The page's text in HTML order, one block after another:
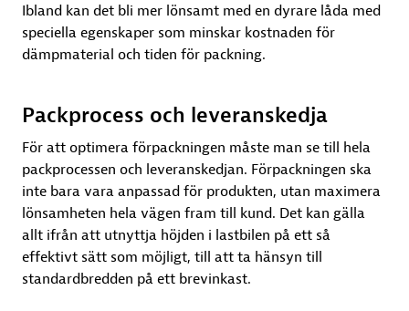
Ibland kan det bli mer lönsamt med en dyrare låda med
speciella egenskaper som minskar kostnaden för
dämpmaterial och tiden för packning.
Packprocess och leveranskedja
För att optimera förpackningen måste man se till hela
packprocessen och leveranskedjan. Förpackningen ska
inte bara vara anpassad för produkten, utan maximera
lönsamheten hela vägen fram till kund. Det kan gälla
allt ifrån att utnyttja höjden i lastbilen på ett så
effektivt sätt som möjligt, till att ta hänsyn till
standardbredden på ett brevinkast.